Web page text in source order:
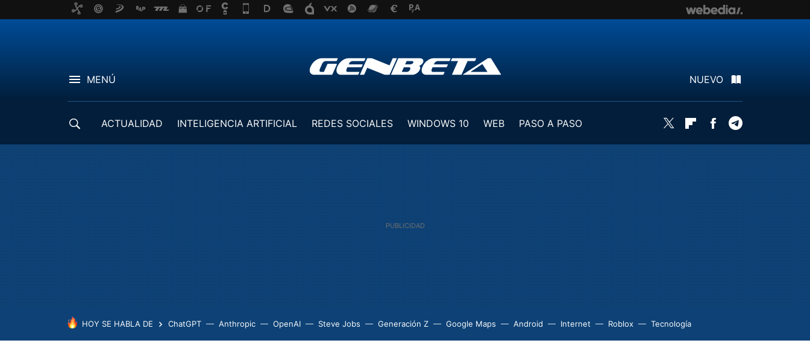
MENÚ NUEVO
ACTUALIDAD INTELIGENCIA ARTIFICIAL REDES SOCIALES WINDOWS 10 WEB
PASO A PASO
Twitter FlipboardFacebook
HOY SE HABLA DE ChatGPT Anthropic OpenAI Steve Jobs Generación Z Google Maps Android Internet Roblox Tecnología